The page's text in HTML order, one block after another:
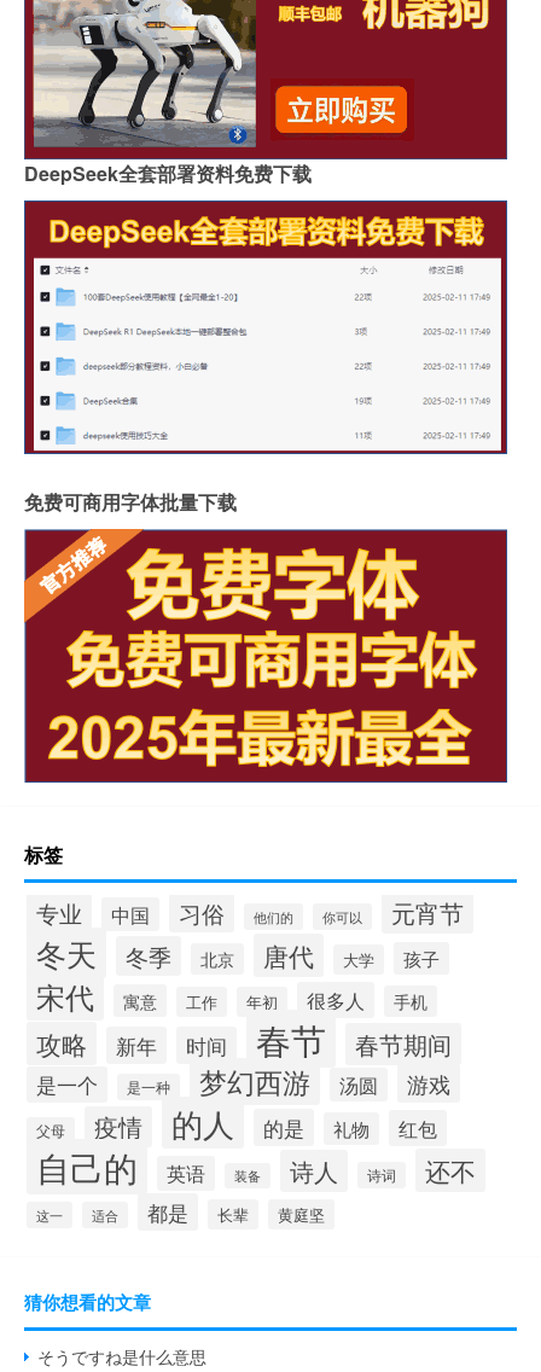
DeepSeek全套部署资料免费下载
免费可商用字体批量下载
标签
专业 中国 习俗 他们的 你可以 元宵节
冬天 冬季 北京 唐代 大学 孩子
宋代 寓意 工作 年初 很多人 手机
攻略 新年 时间 春节 春节期间
是一个 是一种 梦幻西游 汤圆 游戏
父母 疫情 的人 的是 礼物 红包
自己的 英语 装备 诗人 诗词 还不
这一 适合 都是 长辈 黄庭坚
猜你想看的文章
そうですね是什么意思